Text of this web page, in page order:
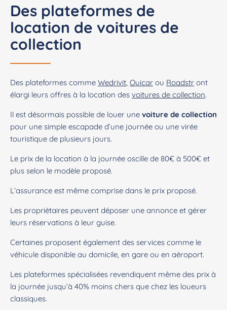
Des plateformes de
location de voitures de
collection
Des plateformes comme Wedrivit, Ouicar ou Roadstr ont
élargi leurs offres à la location des voitures de collection.
Il est désormais possible de louer une voiture de collection
pour une simple escapade d’une journée ou une virée
touristique de plusieurs jours.
Le prix de la location à la journée oscille de 80€ à 500€ et
plus selon le modèle proposé.
L’assurance est même comprise dans le prix proposé.
Les propriétaires peuvent déposer une annonce et gérer
leurs réservations à leur guise.
Certaines proposent également des services comme le
véhicule disponible au domicile, en gare ou en aéroport.
Les plateformes spécialisées revendiquent même des prix à
la journée jusqu’à 40% moins chers que chez les loueurs
classiques.